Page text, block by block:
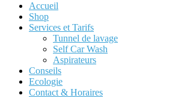
Accueil
Shop
Services et Tarifs
Tunnel de lavage
Self Car Wash
Aspirateurs
Conseils
Ecologie
Contact & Horaires